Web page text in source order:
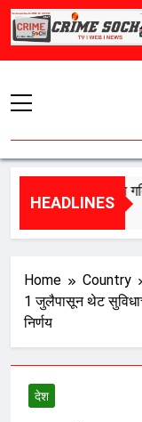
Skip
HEADLINES
संसद में खत्म होगा गतिरोध?
Home Country
1 जुलैपासून थेट
निर्णय
देश